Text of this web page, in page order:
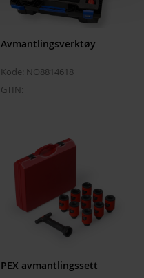
Avmantlingsverktøy
Kode: NO8814618
GTIN:
PEX avmantlingssett